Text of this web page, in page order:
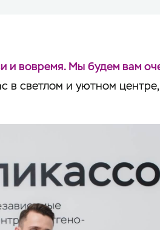
и вовремя. Мы будем вам
в светлом и уютном